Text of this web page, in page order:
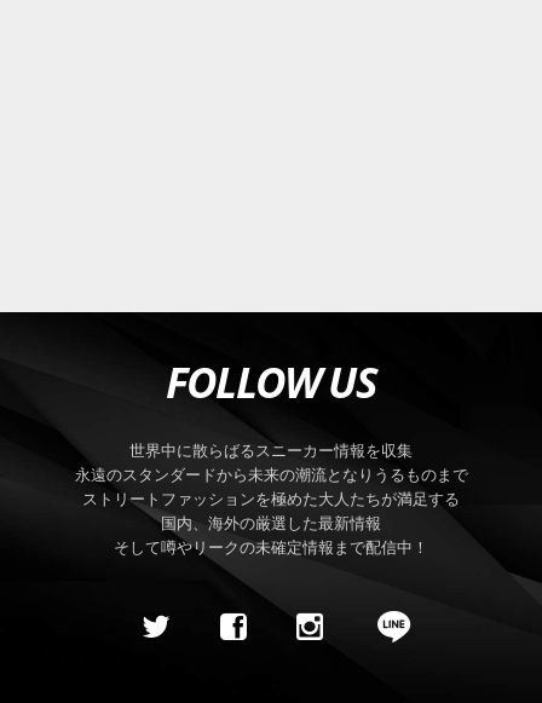
FOLLOW US
世界中に散らばるスニーカー情報を収集
永遠のスタンダードから未来の潮流となりうるものまで
ストリートファッションを極めた大人たちが満足する
国内、海外の厳選した最新情報
そして噂やリークの未確定情報まで配信中！